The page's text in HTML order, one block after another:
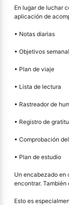
En lugar de luchar
aplicación de
• Notas diarias
• Objetivos
• Plan de viaje
• Lista de lectura
• Rastreador de
• Registro de
• Comprobación
• Plan de estudio
Un encabezado en
encontrar. También
Esto es